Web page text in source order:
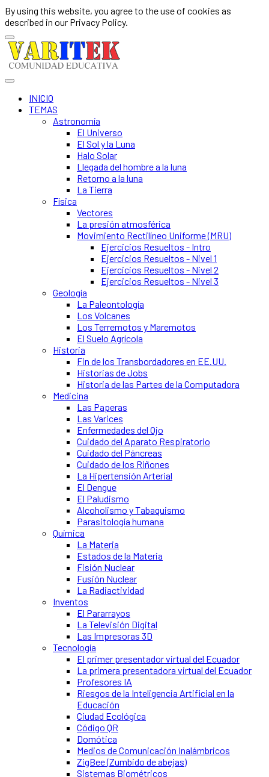
By using this website, you agree to the use of cookies as
described in our Privacy Policy.
INICIO
TEMAS
Astronomía
El Universo
El Sol y la Luna
Halo Solar
Llegada del hombre a la luna
Retorno a la luna
La Tierra
Física
Vectores
La presión atmosférica
Movimiento Rectilíneo Uniforme (MRU)
Ejercicios Resueltos - Intro
Ejercicios Resueltos - Nivel 1
Ejercicios Resueltos - Nivel 2
Ejercicios Resueltos - Nivel 3
Geología
La Paleontología
Los Volcanes
Los Terremotos y Maremotos
El Suelo Agrícola
Historia
Fin de los Transbordadores en EE.UU.
Historias de Jobs
Historia de las Partes de la Computadora
Medicina
Las Paperas
Las Varices
Enfermedades del Ojo
Cuidado del Aparato Respiratorio
Cuidado del Páncreas
Cuidado de los Riñones
La Hipertensión Arterial
El Dengue
El Paludismo
Alcoholismo y Tabaquismo
Parasitología humana
Química
La Materia
Estados de la Materia
Fisión Nuclear
Fusión Nuclear
La Radiactividad
Inventos
El Pararrayos
La Televisión Digital
Las Impresoras 3D
Tecnología
El primer presentador virtual del Ecuador
La primera presentadora virtual del Ecuador
Profesores IA
Riesgos de la Inteligencia Artificial en la
Educación
Ciudad Ecológica
Código QR
Domótica
Medios de Comunicación Inalámbricos
ZigBee (Zumbido de abejas)
Sistemas Biométricos